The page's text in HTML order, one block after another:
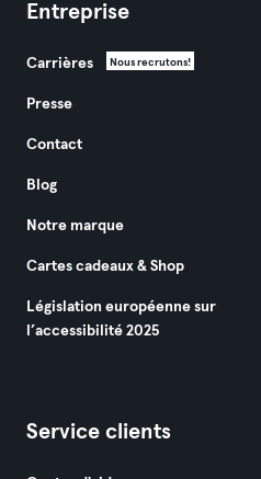
Entreprise
Carrières Nous recrutons!
Presse
Contact
Blog
Notre marque
Cartes cadeaux & Shop
Législation européenne sur
l’accessibilité 2025
Service clients